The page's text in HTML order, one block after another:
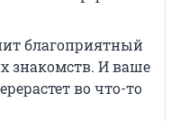
благоприятный
знакомств. И ваше
во что-то